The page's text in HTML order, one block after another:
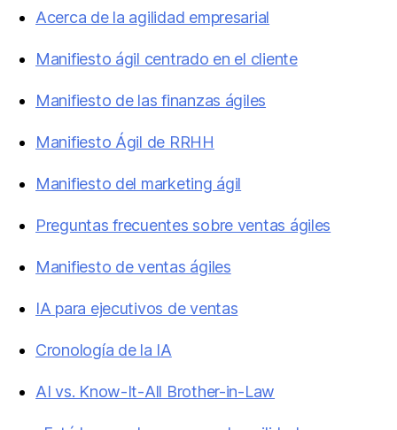
Acerca de la agilidad empresarial
Manifiesto ágil centrado en el cliente
Manifiesto de las finanzas ágiles
Manifiesto Ágil de RRHH
Manifiesto del marketing ágil
Preguntas frecuentes sobre ventas ágiles
Manifiesto de ventas ágiles
IA para ejecutivos de ventas
Cronología de la IA
AI vs. Know-It-All Brother-in-Law